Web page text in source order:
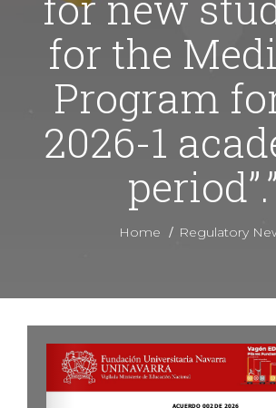
for the
Program
2026-1
period”.”
Home / Regulatory